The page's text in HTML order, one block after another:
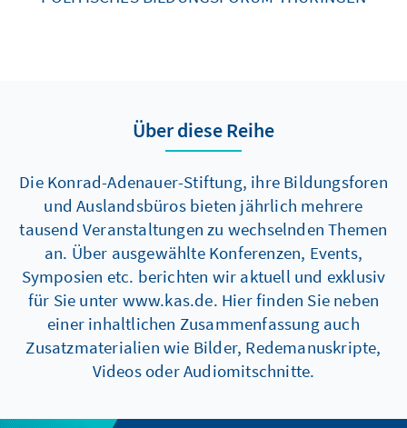
Über diese Reihe
Die Konrad-Adenauer-Stiftung, ihre Bildungsforen
und Auslandsbüros bieten jährlich mehrere
tausend Veranstaltungen zu wechselnden Themen
an. Über ausgewählte Konferenzen, Events,
Symposien etc. berichten wir aktuell und exklusiv
für Sie unter www.kas.de. Hier finden Sie neben
einer inhaltlichen Zusammenfassung auch
Zusatzmaterialien wie Bilder, Redemanuskripte,
Videos oder Audiomitschnitte.